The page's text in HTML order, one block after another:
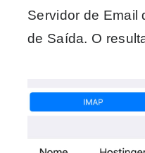
Servidor de Email
de Saída. O